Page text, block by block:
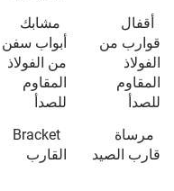
أقفال
قوارب من
الفولاذ
المقاوم
للصدأ
مشابك
أبواب سفن
من الفولاذ
المقاوم
للصدأ
مرساة
قارب الصيد
Bracket
القارب